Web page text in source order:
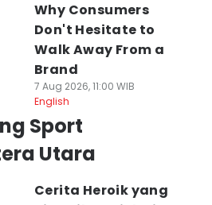
Why Consumers
Don't Hesitate to
Walk Away From a
Brand
7 Aug 2026, 11:00 WIB
English
Sport
Utara
Cerita Heroik yang